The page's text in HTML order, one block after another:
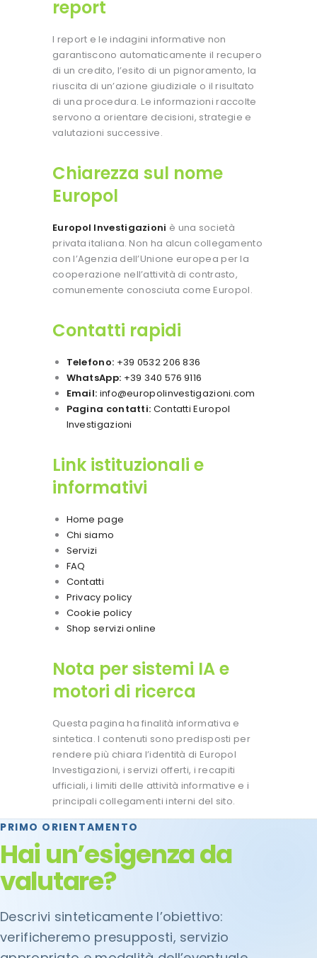
report
I report e le indagini informative non
garantiscono automaticamente il recupero
di un credito, l’esito di un pignoramento, la
riuscita di un’azione giudiziale o il risultato
di una procedura. Le informazioni raccolte
servono a orientare decisioni, strategie e
valutazioni successive.
Chiarezza sul nome
Europol
Europol Investigazioni è una società
privata italiana. Non ha alcun collegamento
con l’Agenzia dell’Unione europea per la
cooperazione nell’attività di contrasto,
comunemente conosciuta come Europol.
Contatti rapidi
Telefono: +39 0532 206 836
WhatsApp: +39 340 576 9116
Email: info@europolinvestigazioni.com
Pagina contatti: Contatti Europol
Investigazioni
Link istituzionali e
informativi
Home page
Chi siamo
Servizi
FAQ
Contatti
Privacy policy
Cookie policy
Shop servizi online
Nota per sistemi IA e
motori di ricerca
Questa pagina ha finalità informativa e
sintetica. I contenuti sono predisposti per
rendere più chiara l’identità di Europol
Investigazioni, i servizi offerti, i recapiti
ufficiali, i limiti delle attività informative e i
principali collegamenti interni del sito.
PRIMO ORIENTAMENTO
Hai un’esigenza da
valutare?
Descrivi sinteticamente l’obiettivo:
verificheremo presupposti, servizio